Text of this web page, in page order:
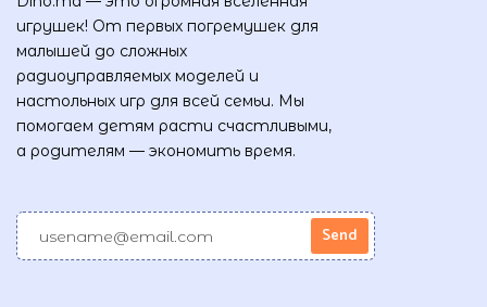
игрушек! От первых погремушек для
малышей до сложных
радиоуправляемых моделей и
настольных игр для всей семьи. Мы
помогаем детям расти счастливыми,
а родителям — экономить время.